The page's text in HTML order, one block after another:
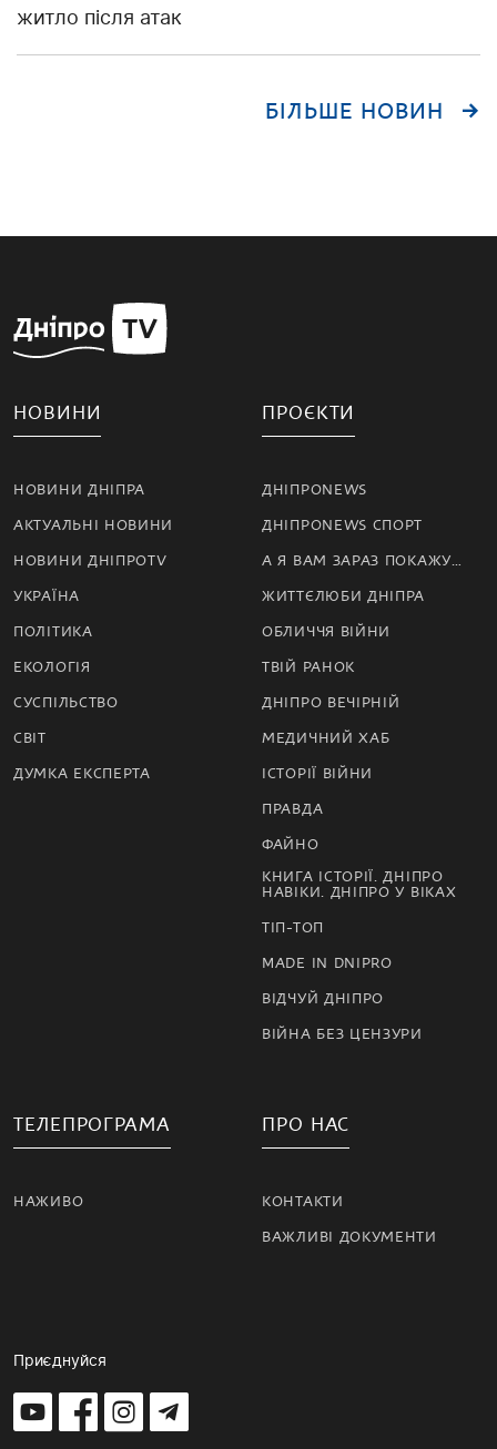
житло після атак
БІЛЬШЕ НОВИН
НОВИНИ
НОВИНИ ДНІПРА
АКТУАЛЬНІ НОВИНИ
НОВИНИ ДНІПРОTV
УКРАЇНА
ПОЛІТИКА
ЕКОЛОГІЯ
СУСПІЛЬСТВО
СВІТ
ДУМКА ЕКСПЕРТА
ПРОЄКТИ
ДНІПРОNEWS
ДНІПРОNEWS СПОРТ
А Я ВАМ ЗАРАЗ ПОКАЖУ…
ЖИТТЄЛЮБИ ДНІПРА
ОБЛИЧЧЯ ВІЙНИ
ТВІЙ РАНОК
ДНІПРО ВЕЧІРНІЙ
МЕДИЧНИЙ ХАБ
ІСТОРІЇ ВІЙНИ
ПРАВДА
ФАЙНО
КНИГА ІСТОРІЇ. ДНІПРО
НАВІКИ. ДНІПРО У ВІКАХ
ТІП-ТОП
MADE IN DNIPRO
ВІДЧУЙ ДНІПРО
ВІЙНА БЕЗ ЦЕНЗУРИ
ТЕЛЕПРОГРАМА
НАЖИВО
ПРО НАС
КОНТАКТИ
ВАЖЛИВІ ДОКУМЕНТИ
Приєднуйся